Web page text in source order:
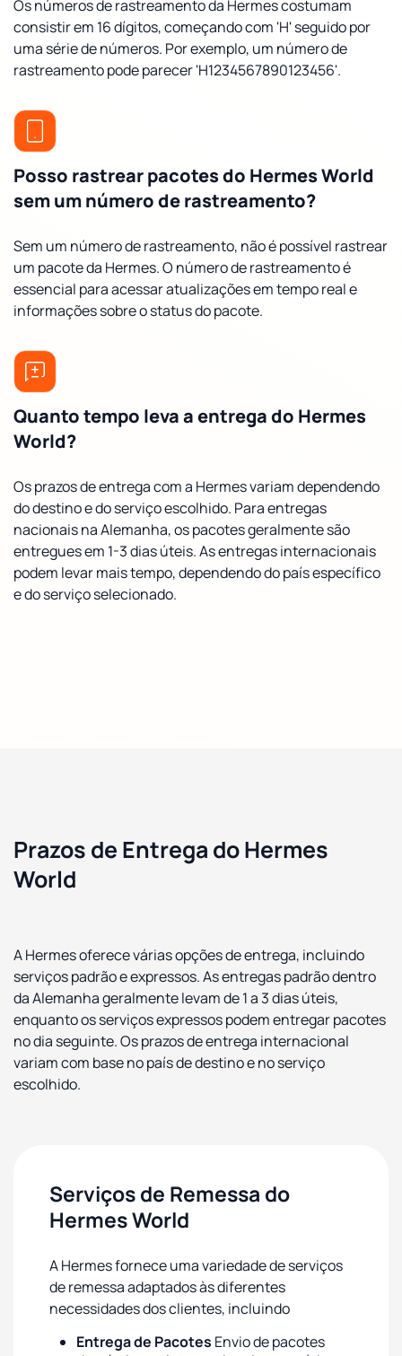
Os números de rastreamento da Hermes costumam
consistir em 16 dígitos, começando com 'H' seguido por
uma série de números. Por exemplo, um número de
rastreamento pode parecer 'H1234567890123456'.
Posso rastrear pacotes do Hermes World
sem um número de rastreamento?
Sem um número de rastreamento, não é possível rastrear
um pacote da Hermes. O número de rastreamento é
essencial para acessar atualizações em tempo real e
informações sobre o status do pacote.
Quanto tempo leva a entrega do Hermes
World?
Os prazos de entrega com a Hermes variam dependendo
do destino e do serviço escolhido. Para entregas
nacionais na Alemanha, os pacotes geralmente são
entregues em 1-3 dias úteis. As entregas internacionais
podem levar mais tempo, dependendo do país específico
e do serviço selecionado.
Prazos de Entrega do Hermes
World
A Hermes oferece várias opções de entrega, incluindo
serviços padrão e expressos. As entregas padrão dentro
da Alemanha geralmente levam de 1 a 3 dias úteis,
enquanto os serviços expressos podem entregar pacotes
no dia seguinte. Os prazos de entrega internacional
variam com base no país de destino e no serviço
escolhido.
Serviços de Remessa do
Hermes World
A Hermes fornece uma variedade de serviços
de remessa adaptados às diferentes
necessidades dos clientes, incluindo
Entrega de Pacotes Envio de pacotes